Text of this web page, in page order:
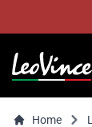
Home